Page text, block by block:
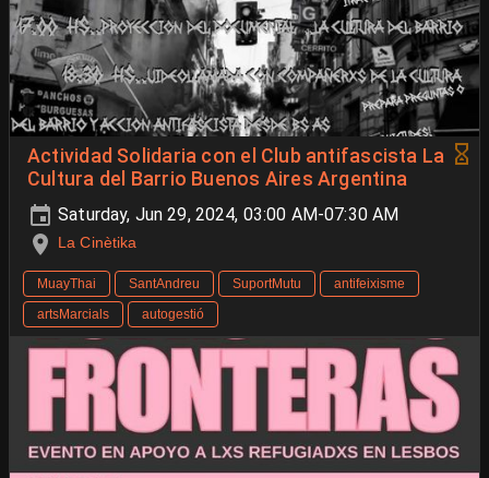
Actividad Solidaria con el Club antifascista La
Cultura del Barrio Buenos Aires Argentina
Saturday, Jun 29, 2024, 03:00 AM-07:30 AM
La Cinètika
MuayThai SantAndreu SuportMutu
antifeixisme
artsMarcials
autogestió